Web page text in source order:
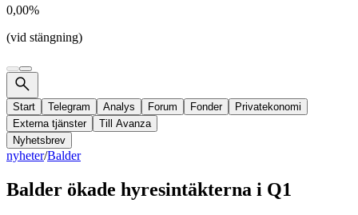
0,00%
(vid stängning)
Start Telegram Analys Forum Fonder
Privatekonomi
Externa tjänster
Till Avanza
Nyhetsbrev
nyheter/Balder
Balder ökade hyresintäkterna i Q1